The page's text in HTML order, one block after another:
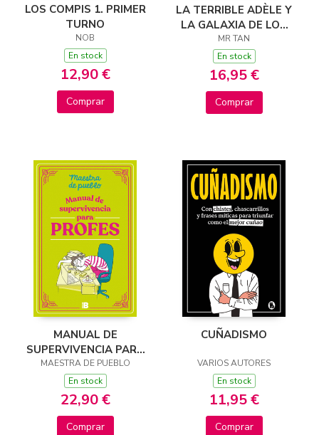
LOS COMPIS 1. PRIMER
TURNO
NOB
En stock
12,90 €
Comprar
LA TERRIBLE ADÈLE Y
LA GALAXIA DE LOS
RAROS
MR TAN
En stock
16,95 €
Comprar
MANUAL DE
SUPERVIVENCIA PARA
PROFES
MAESTRA DE PUEBLO
En stock
22,90 €
Comprar
CUÑADISMO
VARIOS AUTORES
En stock
11,95 €
Comprar